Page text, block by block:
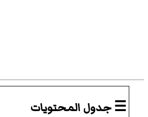
☰ جدول المحتويات